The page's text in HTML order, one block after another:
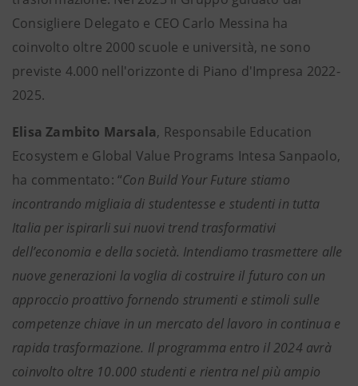
Consigliere Delegato e CEO Carlo Messina ha
coinvolto oltre 2000 scuole e università, ne sono
previste 4.000 nell'orizzonte di Piano d'Impresa 2022-
2025.
Elisa Zambito Marsala, Responsabile Education
Ecosystem e Global Value Programs Intesa Sanpaolo,
ha commentato: “Con Build Your Future stiamo
incontrando migliaia di studentesse e studenti in tutta
Italia per ispirarli sui nuovi trend trasformativi
dell’economia e della società. Intendiamo trasmettere alle
nuove generazioni la voglia di costruire il futuro con un
approccio proattivo fornendo strumenti e stimoli sulle
competenze chiave in un mercato del lavoro in continua e
rapida trasformazione. Il programma entro il 2024 avrà
coinvolto oltre 10.000 studenti e rientra nel più ampio